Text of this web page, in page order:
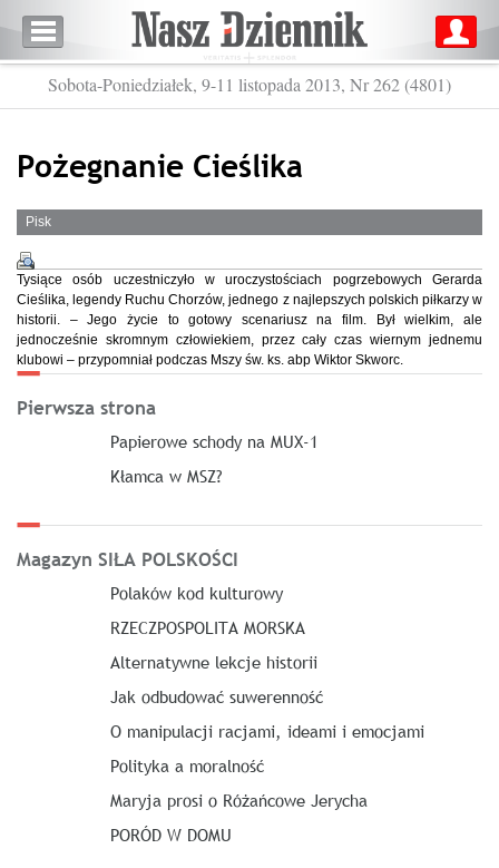
Sobota-Poniedziałek, 9-11 listopada 2013, Nr 262 (4801)
Pożegnanie Cieślika
Pisk
Tysiące osób uczestniczyło w uroczystościach pogrzebowych Gerarda
Cieślika, legendy Ruchu Chorzów, jednego z najlepszych polskich piłkarzy w
historii. – Jego życie to gotowy scenariusz na film. Był wielkim, ale
jednocześnie skromnym człowiekiem, przez cały czas wiernym jednemu
klubowi – przypomniał podczas Mszy św. ks. abp Wiktor Skworc.
Pierwsza strona
Papierowe schody na MUX-1
Kłamca w MSZ?
Magazyn SIŁA POLSKOŚCI
Polaków kod kulturowy
RZECZPOSPOLITA MORSKA
Alternatywne lekcje historii
Jak odbudować suwerenność
O manipulacji racjami, ideami i emocjami
Polityka a moralność
Maryja prosi o Różańcowe Jerycha
PORÓD W DOMU